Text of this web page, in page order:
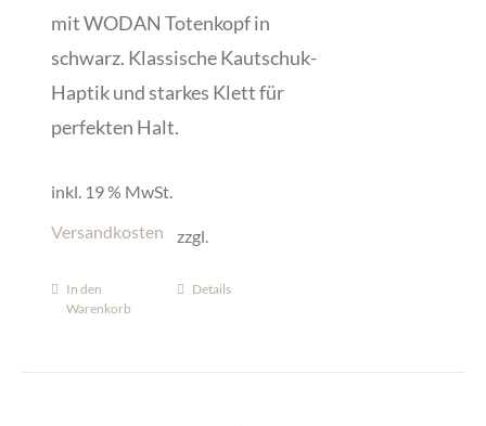
mit WODAN Totenkopf in
schwarz. Klassische Kautschuk-
Haptik und starkes Klett für
perfekten Halt.
inkl. 19 % MwSt.
zzgl.
Versandkosten
In den
Warenkorb
Details